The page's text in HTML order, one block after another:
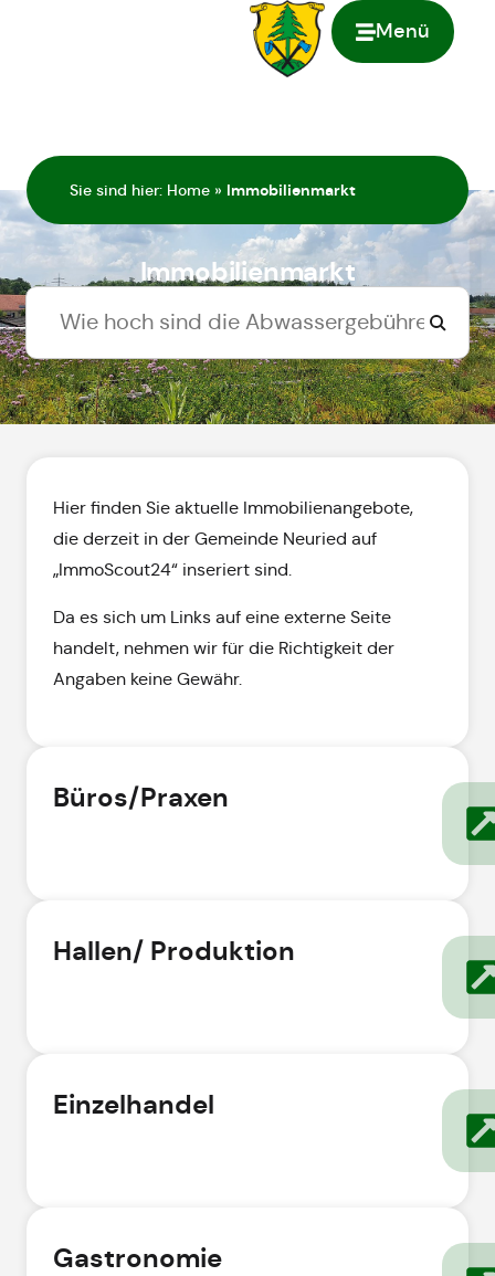
Menü
Sie sind hier: Home » Immobilienmarkt
Immobilienmarkt
Hier finden Sie aktuelle Immobilienangebote,
die derzeit in der Gemeinde Neuried auf
„ImmoScout24“ inseriert sind.
Da es sich um Links auf eine externe Seite
handelt, nehmen wir für die Richtigkeit der
Angaben keine Gewähr.
Büros/Praxen
Hallen/ Produktion
Einzelhandel
Gastronomie